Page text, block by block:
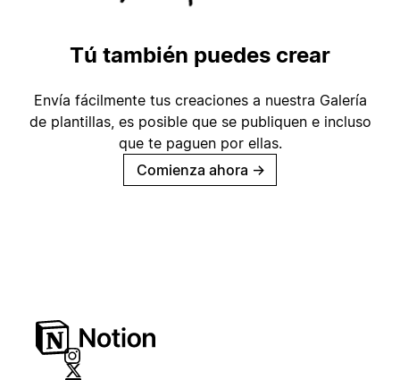
Tú también puedes crear
Envía fácilmente tus creaciones a nuestra Galería
de plantillas, es posible que se publiquen e incluso
que te paguen por ellas.
Comienza ahora →